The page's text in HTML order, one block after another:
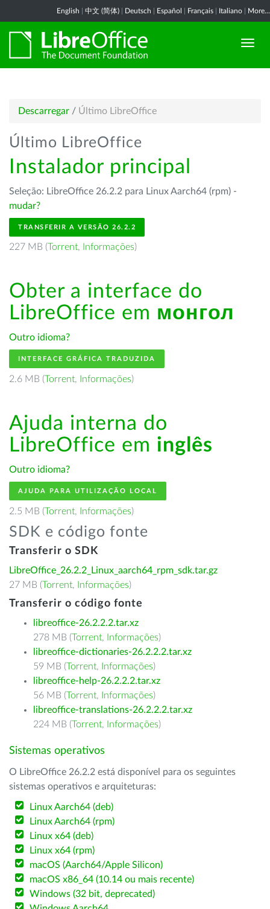
English 中文 (简体) Deutsch Español Français Italiano More...
Descarregar / Último LibreOffice
Último LibreOffice
Instalador principal
Seleção: LibreOffice 26.2.2 para Linux Aarch64 (rpm) -
mudar?
TRANSFERIR A VERSÃO 26.2.2
227 MB (Torrent, Informações)
Obter a interface do
LibreOffice em монгол
Outro idioma?
INTERFACE GRÁFICA TRADUZIDA
2.6 MB (Torrent, Informações)
Ajuda interna do
LibreOffice em inglês
Outro idioma?
AJUDA PARA UTILIZAÇÃO LOCAL
2.5 MB (Torrent, Informações)
SDK e código fonte
Transferir o SDK
LibreOffice_26.2.2_Linux_aarch64_rpm_sdk.tar.gz
27 MB (Torrent, Informações)
Transferir o código fonte
libreoffice-26.2.2.2.tar.xz
278 MB (Torrent, Informações)
libreoffice-dictionaries-26.2.2.2.tar.xz
59 MB (Torrent, Informações)
libreoffice-help-26.2.2.2.tar.xz
56 MB (Torrent, Informações)
libreoffice-translations-26.2.2.2.tar.xz
224 MB (Torrent, Informações)
Sistemas operativos
O LibreOffice 26.2.2 está disponível para os seguintes
sistemas operativos e arquiteturas:
Linux Aarch64 (deb)
Linux Aarch64 (rpm)
Linux x64 (deb)
Linux x64 (rpm)
macOS (Aarch64/Apple Silicon)
macOS x86_64 (10.14 ou mais recente)
Windows (32 bit, deprecated)